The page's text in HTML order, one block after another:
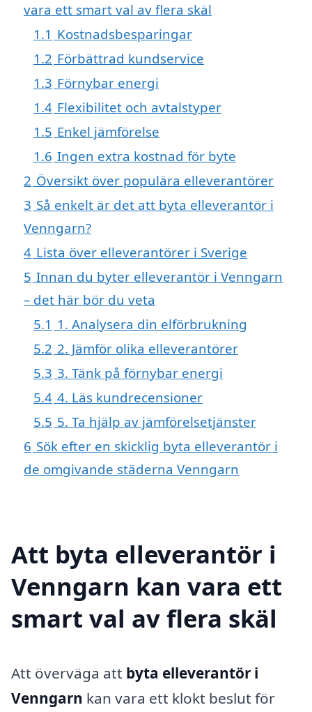
vara ett smart val av flera skäl
1.1 Kostnadsbesparingar
1.2 Förbättrad kundservice
1.3 Förnybar energi
1.4 Flexibilitet och avtalstyper
1.5 Enkel jämförelse
1.6 Ingen extra kostnad för byte
2 Översikt över populära elleverantörer
3 Så enkelt är det att byta elleverantör i
Venngarn?
4 Lista över elleverantörer i Sverige
5 Innan du byter elleverantör i Venngarn
– det här bör du veta
5.1 1. Analysera din elförbrukning
5.2 2. Jämför olika elleverantörer
5.3 3. Tänk på förnybar energi
5.4 4. Läs kundrecensioner
5.5 5. Ta hjälp av jämförelsetjänster
6 Sök efter en skicklig byta elleverantör i
de omgivande städerna Venngarn
Att byta elleverantör i
Venngarn kan vara ett
smart val av flera skäl
Att överväga att byta elleverantör i
Venngarn kan vara ett klokt beslut för